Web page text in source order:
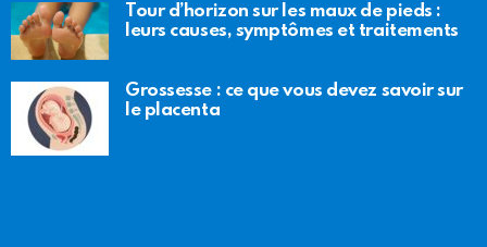
Tour d’horizon sur les maux de pieds :
leurs causes, symptômes et traitements
Grossesse : ce que vous devez savoir sur
le placenta